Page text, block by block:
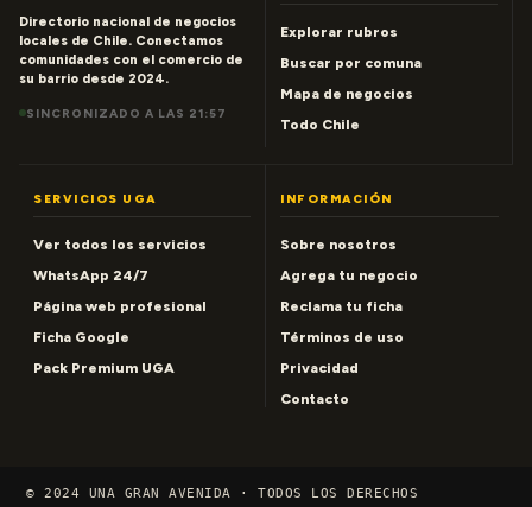
Directorio nacional de negocios
locales de Chile. Conectamos
comunidades con el comercio de
su barrio desde 2024.
SINCRONIZADO A LAS 21:57
Explorar rubros
Buscar por comuna
Mapa de negocios
Todo Chile
SERVICIOS UGA
Ver todos los servicios
WhatsApp 24/7
Página web profesional
Ficha Google
Pack Premium UGA
INFORMACIÓN
Sobre nosotros
Agrega tu negocio
Reclama tu ficha
Términos de uso
Privacidad
Contacto
© 2024 UNA GRAN AVENIDA · TODOS LOS DERECHOS